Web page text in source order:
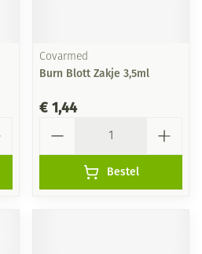
Covarmed
Burn Blott Zakje 3,5ml
€ 1,44
Bestel